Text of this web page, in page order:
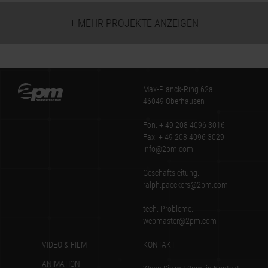
+ MEHR PROJEKTE ANZEIGEN
Max-Planck-Ring 62a
46049 Oberhausen
Fon: + 49 208 4096 3016
Fax: + 49 208 4096 3029
info@2pm.com
Geschäftsleitung:
ralph.paeckers@2pm.com
tech. Probleme:
webmaster@2pm.com
VIDEO & FILM
ANIMATION
KONTAKT